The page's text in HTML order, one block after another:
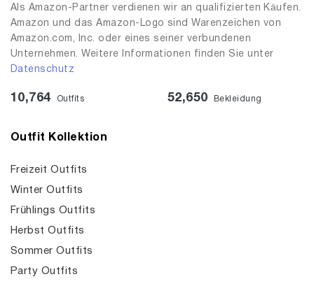
Als Amazon-Partner verdienen wir an qualifizierten Käufen.
Amazon und das Amazon-Logo sind Warenzeichen von
Amazon.com, Inc. oder eines seiner verbundenen
Unternehmen. Weitere Informationen finden Sie unter
Datenschutz
10,764 Outfits 52,650 Bekleidung
Outfit Kollektion
Freizeit Outfits
Winter Outfits
Frühlings Outfits
Herbst Outfits
Sommer Outfits
Party Outfits